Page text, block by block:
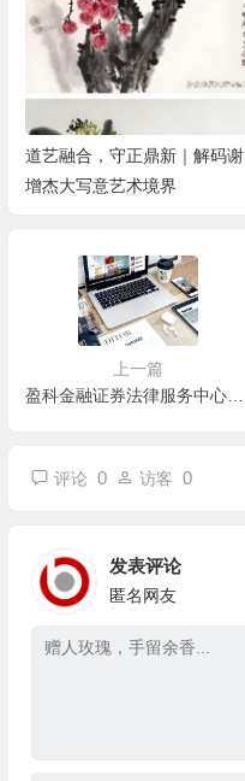
深圳蛇口邮轮母港：推出多重
海上文旅福利，激活湾区亲子
上一篇
盈科金融证券法律服务中心成立 服务金融市场改革创新
评论 0 访客 0
发表评论
匿名网友